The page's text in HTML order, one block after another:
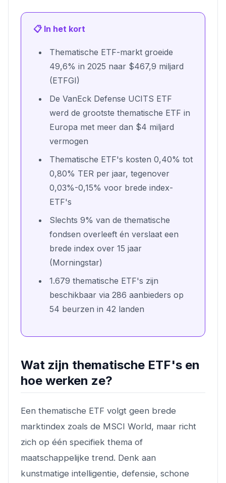
📋 In het kort
Thematische ETF-markt groeide
49,6% in 2025 naar $467,9 miljard
(ETFGI)
De VanEck Defense UCITS ETF
werd de grootste thematische ETF in
Europa met meer dan $4 miljard
vermogen
Thematische ETF's kosten 0,40% tot
0,80% TER per jaar, tegenover
0,03%-0,15% voor brede index-
ETF's
Slechts 9% van de thematische
fondsen overleeft én verslaat een
brede index over 15 jaar
(Morningstar)
1.679 thematische ETF's zijn
beschikbaar via 286 aanbieders op
54 beurzen in 42 landen
Wat zijn thematische ETF's en
hoe werken ze?
Een thematische ETF volgt geen brede
marktindex zoals de MSCI World, maar richt
zich op één specifiek thema of
maatschappelijke trend. Denk aan
kunstmatige intelligentie, defensie, schone